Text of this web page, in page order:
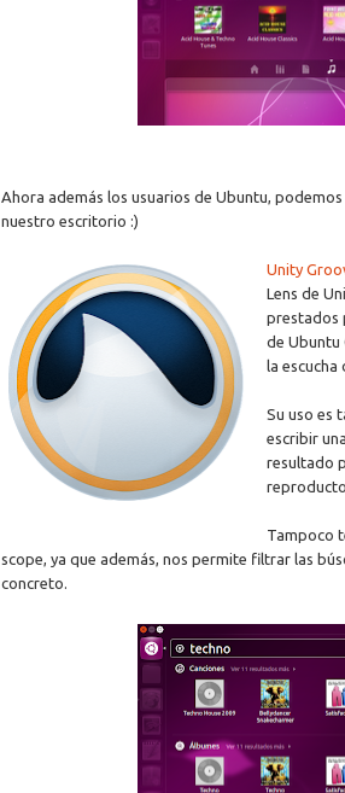
Ahora además los usuarios de Ubuntu,
nuestro escritorio :)
Unity
Lens de
prestados
de Ubuntu
la
Su uso es
escribir
resultado
Tampoco
scope, ya que además, nos permite filtrar las
concreto.